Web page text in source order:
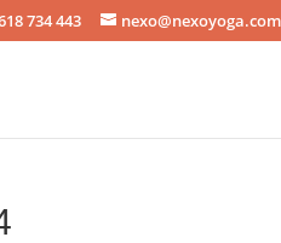
734 443 nexo@nexoyoga.com